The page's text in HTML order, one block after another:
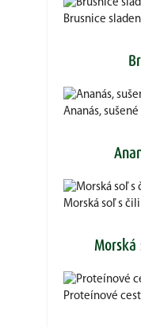
Brusnice
Ananás,
Morská soľ s
Morská
Proteínové